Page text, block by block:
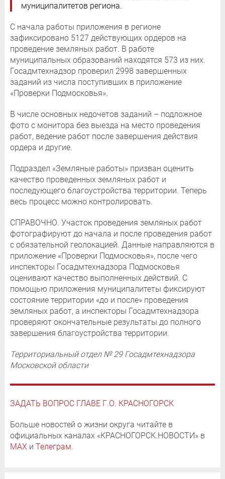
муниципалитетов региона.
С начала работы приложения в регионе
зафиксировано 5127 действующих ордеров на
проведение земляных работ. В работе
муниципальных образований находятся 573 из них.
Госадмтехнадзор проверил 2998 завершенных
заданий из числа поступивших в приложение
«Проверки Подмосковья».
В числе основных недочетов заданий – подложное
фото с монитора без выезда на место проведения
работ, ведение работ после завершения действия
ордера и другие.
Подраздел «Земляные работы» призван оценить
качество проведенных земляных работ и
последующего благоустройства территории. Теперь
весь процесс можно контролировать.
СПРАВОЧНО. Участок проведения земляных работ
фотографируют до начала и после проведения работ
с обязательной геолокацией. Данные направляются в
приложение «Проверки Подмосковья», после чего
инспекторы Госадмтехнадзора Подмосковья
оценивают качество выполненных действий. С
помощью приложения муниципалитеты фиксируют
состояние территории «до и после» проведения
земляных работ, а инспекторы Госадмтехнадзора
проверяют окончательные результаты до полного
завершения благоустройства территории.
Территориальный отдел № 29 Госадмтехнадзора
Московской области
ЗАДАТЬ ВОПРОС ГЛАВЕ Г.О. КРАСНОГОРСК
Больше новостей о жизни округа читайте в
официальных каналах «КРАСНОГОРСК.НОВОСТИ» в
MAX и Телеграм.